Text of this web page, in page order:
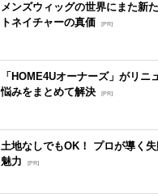
メンズウィッグの世界にまた新
トネイチャーの真価 [PR]
「HOME4Uオーナーズ」がリニ
悩みをまとめて解決 [PR]
土地なしでもOK！ プロが導く
魅力
[PR]